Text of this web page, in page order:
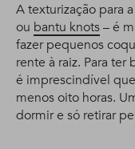
A texturização para
ou bantu knots– é
fazer pequenos
rente à raiz. Para
é imprescindível
menos oito horas.
dormir e só retirar